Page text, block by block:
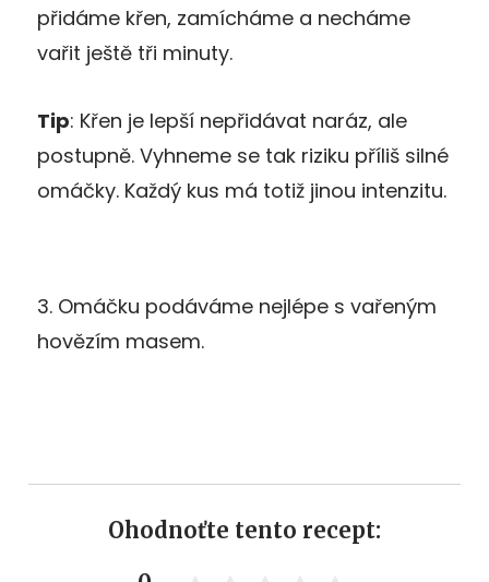
přidáme křen, zamícháme a necháme
vařit ještě tři minuty.
Tip: Křen je lepší nepřidávat naráz, ale
postupně. Vyhneme se tak riziku příliš silné
omáčky. Každý kus má totiž jinou intenzitu.
3. Omáčku podáváme nejlépe s vařeným
hovězím masem.
Ohodnoťte tento recept: